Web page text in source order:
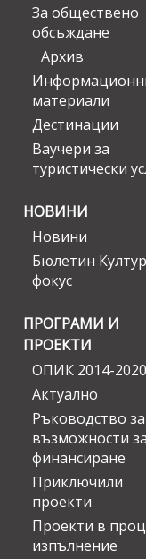
За обществено
обсъждане
Архив
материали
Дестинации
Ваучери за
туристически
НОВИНИ
Новини
Бюлетин
фокус
ПРОГРАМИ И
ПРОЕКТИ
ОПИК 2014-2020
Актуално
Ръководство за
възможности за
финансиране
Приключили
проекти
Проекти в
изпълнение